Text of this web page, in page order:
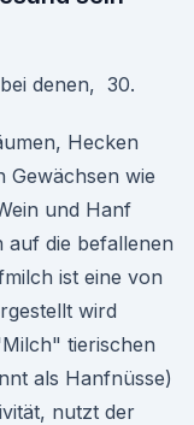
denen, 30.
Hecken
Gewächsen wie
und Hanf
auf die befallenen
ist eine von
wird
tierischen
als Hanfnüsse)
nutzt der